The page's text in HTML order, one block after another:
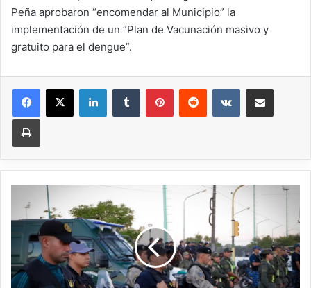
Peña aprobaron “encomendar al Municipio” la
implementación de un “Plan de Vacunación masivo y
gratuito para el dengue”.